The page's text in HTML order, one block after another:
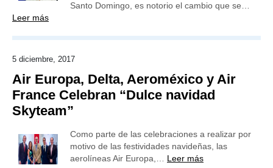
Santo Domingo, es notorio el cambio que se…
Leer más
5 diciembre, 2017
Air Europa, Delta, Aeroméxico y Air
France Celebran “Dulce navidad
Skyteam”
Como parte de las celebraciones a realizar por
motivo de las festividades navideñas, las
aerolíneas Air Europa,… Leer más